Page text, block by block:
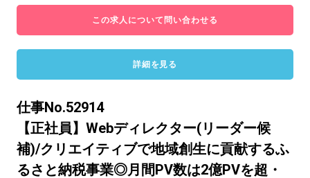
この求人について問い合わせる
詳細を見る
仕事No.52914
【正社員】Webディレクター(リーダー候
補)/クリエイティブで地域創生に貢献するふ
るさと納税事業◎月間PV数は2億PVを超・